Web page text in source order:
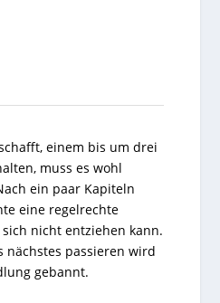
einem bis um drei
muss es wohl
ein paar Kapiteln
eine regelrechte
nicht entziehen kann.
nächstes passieren wird
gebannt.